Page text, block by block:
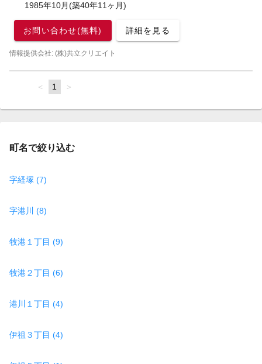
1985年10月(築40年11ヶ月)
お問い合わせ(無料) 詳細を見る
情報提供会社: (株)共立クリエイト
page
You're
page
1 page
町名で絞り込む
字経塚 (7)
字港川 (8)
牧港１丁目 (9)
牧港２丁目 (6)
港川１丁目 (4)
伊祖３丁目 (4)